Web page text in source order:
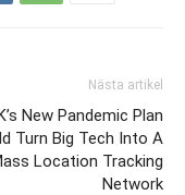
Nästa artikel
New Pandemic Plan
Turn Big Tech Into A
Location Tracking
Network